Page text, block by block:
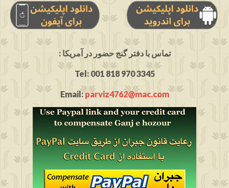
: تماس با دفتر گنج حضور در آمریکا
Tel: 001 818 970 3345
Email:parviz4762@mac.com